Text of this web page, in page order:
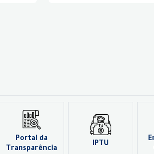
Portal da
Transparência
IPTU